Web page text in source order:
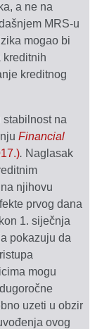
a ne na
MRS-u
mogao bi
kreditnih
kreditnog
na
Financial
. Naglasak
njihovu
prvog dana
1. siječnja
pokazuju da
mogu
uzeti u obzir
ovog